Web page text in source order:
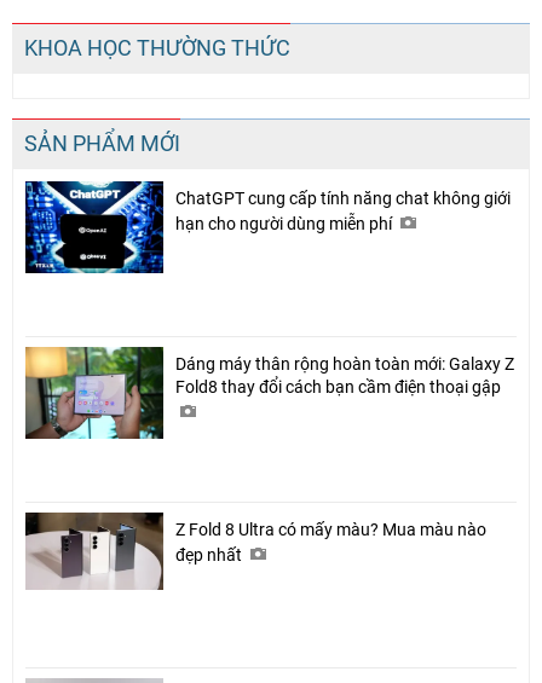
KHOA HỌC THƯỜNG THỨC
SẢN PHẨM MỚI
ChatGPT cung cấp tính năng chat không giới
hạn cho người dùng miễn phí
Dáng máy thân rộng hoàn toàn mới: Galaxy Z
Fold8 thay đổi cách bạn cầm điện thoại gập
Z Fold 8 Ultra có mấy màu? Mua màu nào
đẹp nhất